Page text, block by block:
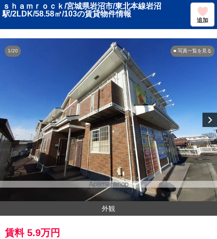
ｓｈａｍｒｏｃｋ/宮城県岩沼市/東北本線岩沼
駅/2LDK/58.58㎡/103の賃貸物件情報
追加
■ 写真一覧を見る
1/20
外観
賃料 5.9万円